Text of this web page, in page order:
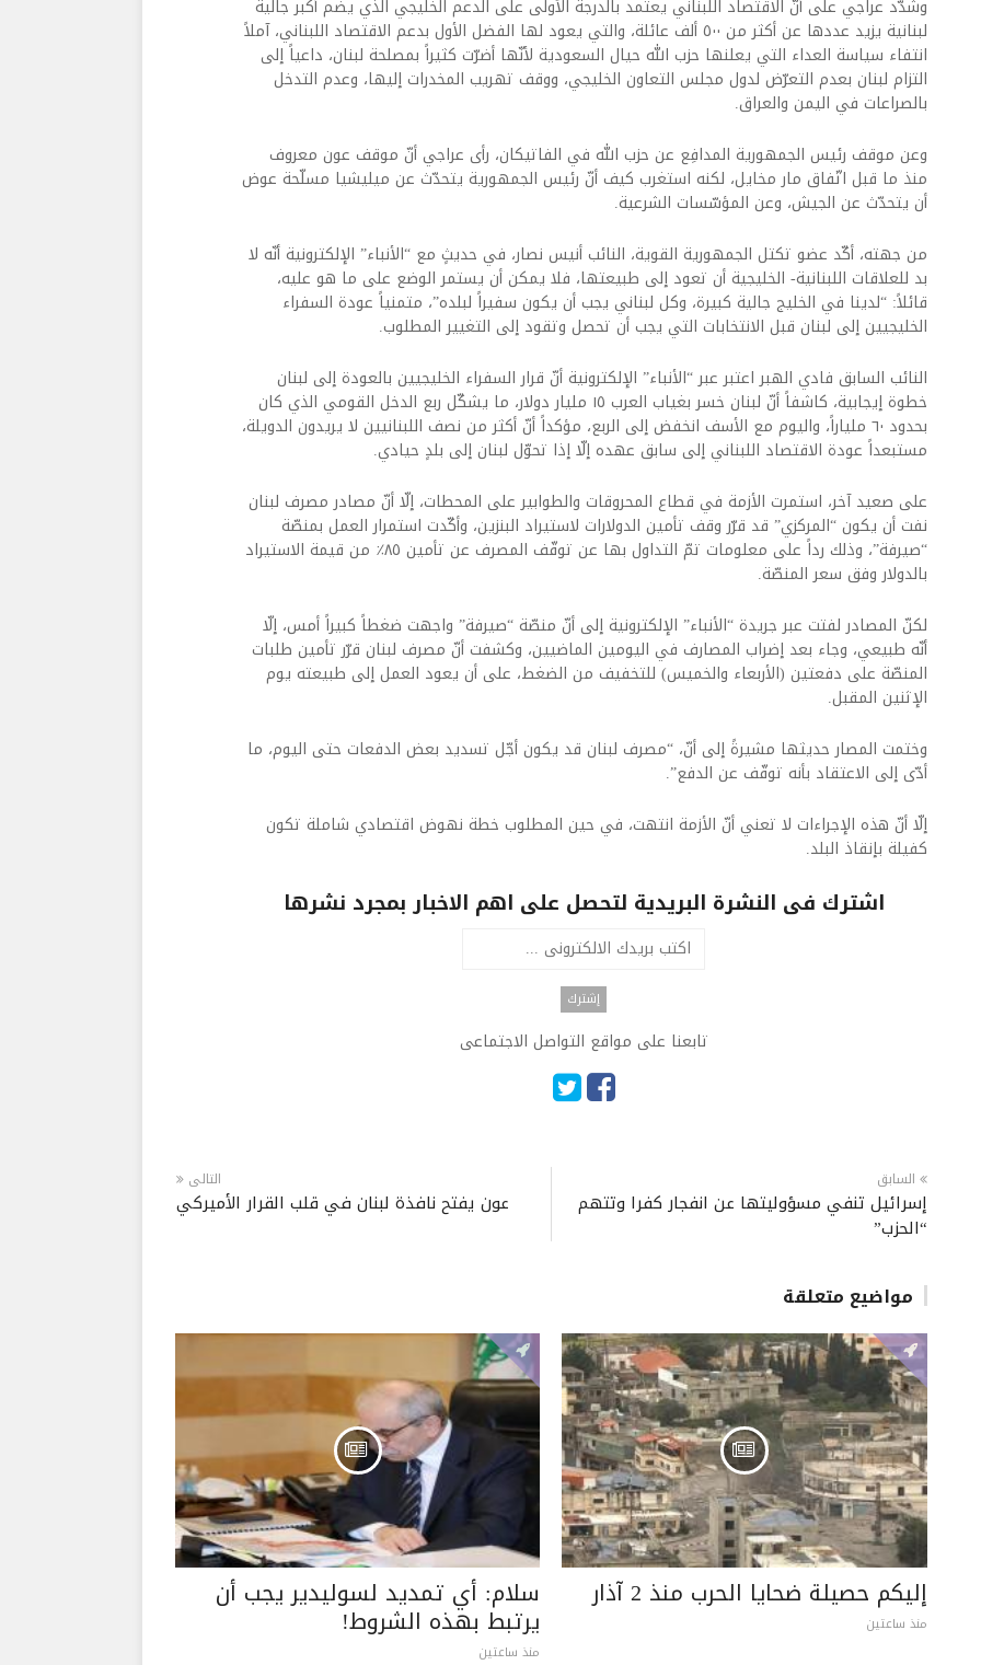
وشدّد عراجي على أنّ الاقتصاد اللبناني يعتمد بالدرجة الأولى على الدعم الخليجي الذي يضم أكبر جالية
لبنانية يزيد عددها عن أكثر من ٥٠٠ ألف عائلة، والتي يعود لها الفضل الأول بدعم الاقتصاد اللبناني، آملاً
انتفاء سياسة العداء التي يعلنها حزب الله حيال السعودية لأنّها أضرّت كثيراً بمصلحة لبنان، داعياً إلى
التزام لبنان بعدم التعرّض لدول مجلس التعاون الخليجي، ووقف تهريب المخدرات إليها، وعدم التدخل
بالصراعات في اليمن والعراق.
وعن موقف رئيس الجمهورية المدافِع عن حزب الله في الفاتيكان، رأى عراجي أنّ موقف عون معروف
منذ ما قبل اتّفاق مار مخايل، لكنه استغرب كيف أنّ رئيس الجمهورية يتحدّث عن ميليشيا مسلّحة عوض
أن يتحدّث عن الجيش، وعن المؤسّسات الشرعية.
من جهته، أكّد عضو تكتل الجمهورية القوية، النائب أنيس نصار، في حديثٍ مع “الأنباء” الإلكترونية أنّه لا
بد للعلاقات اللبنانية- الخليجية أن تعود إلى طبيعتها، فلا يمكن أن يستمر الوضع على ما هو عليه،
قائلاً: “لدينا في الخليج جالية كبيرة، وكل لبناني يجب أن يكون سفيراً لبلده”، متمنياً عودة السفراء
الخليجيين إلى لبنان قبل الانتخابات التي يجب أن تحصل وتقود إلى التغيير المطلوب.
النائب السابق فادي الهبر اعتبر عبر “الأنباء” الإلكترونية أنّ قرار السفراء الخليجيين بالعودة إلى لبنان
خطوة إيجابية، كاشفاً أنّ لبنان خسر بغياب العرب ١٥ مليار دولار، ما يشكّل ربع الدخل القومي الذي كان
بحدود ٦٠ ملياراً، واليوم مع الأسف انخفض إلى الربع، مؤكداً أنّ أكثر من نصف اللبنانيين لا يريدون الدويلة،
مستبعداً عودة الاقتصاد اللبناني إلى سابق عهده إلّا إذا تحوّل لبنان إلى بلدٍ حيادي.
على صعيد آخر، استمرت الأزمة في قطاع المحروقات والطوابير على المحطات، إلّا أنّ مصادر مصرف لبنان
نفت أن يكون “المركزي” قد قرّر وقف تأمين الدولارات لاستيراد البنزين، وأكّدت استمرار العمل بمنصّة
“صيرفة”، وذلك رداً على معلومات تمّ التداول بها عن توقّف المصرف عن تأمين ٨٥٪؜ من قيمة الاستيراد
بالدولار وفق سعر المنصّة.
لكنّ المصادر لفتت عبر جريدة “الأنباء” الإلكترونية إلى أنّ منصّة “صيرفة” واجهت ضغطاً كبيراً أمس، إلّا
أنّه طبيعي، وجاء بعد إضراب المصارف في اليومين الماضيين، وكشفت أنّ مصرف لبنان قرّر تأمين طلبات
المنصّة على دفعتين (الأربعاء والخميس) للتخفيف من الضغط، على أن يعود العمل إلى طبيعته يوم
الإثنين المقبل.
وختمت المصار حديثها مشيرةً إلى أنّ، “مصرف لبنان قد يكون أجّل تسديد بعض الدفعات حتى اليوم، ما
أدّى إلى الاعتقاد بأنه توقّف عن الدفع”.
إلّا أنّ هذه الإجراءات لا تعني أنّ الأزمة انتهت، في حين المطلوب خطة نهوض اقتصادي شاملة تكون
كفيلة بإنقاذ البلد.
اشترك فى النشرة البريدية لتحصل على اهم الاخبار بمجرد نشرها
تابعنا على مواقع التواصل الاجتماعى
السابق
إسرائيل تنفي مسؤوليتها عن انفجار كفرا وتتهم
“الحزب”
التالى
عون يفتح نافذة لبنان في قلب القرار الأميركي
مواضيع متعلقة
إليكم حصيلة ضحايا الحرب منذ 2 آذار
منذ ساعتين
سلام: أي تمديد لسوليدير يجب أن
يرتبط بهذه الشروط!
منذ ساعتين